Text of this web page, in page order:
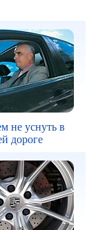
не уснуть в
дороге